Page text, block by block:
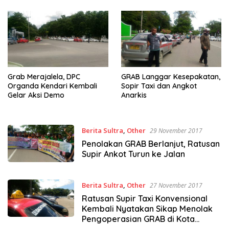
Grab Merajalela, DPC
Organda Kendari Kembali
Gelar Aksi Demo
GRAB Langgar Kesepakatan,
Sopir Taxi dan Angkot
Anarkis
Berita Sultra, Other 29 November 2017
Penolakan GRAB Berlanjut, Ratusan
Supir Ankot Turun ke Jalan
Berita Sultra, Other 27 November 2017
Ratusan Supir Taxi Konvensional
Kembali Nyatakan Sikap Menolak
Pengoperasian GRAB di Kota